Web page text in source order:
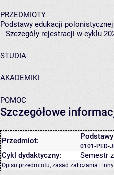
PRZEDMIOTY
Podstawy edukacji polonistycznej
Szczegóły rejestracji w cyklu
STUDIA
AKADEMIKI
POMOC
Szczegółowe
Przedmiot:
0101-PED-
Cykl dydaktyczny: Semestr
Opisu przedmiotu, zasad zaliczania i